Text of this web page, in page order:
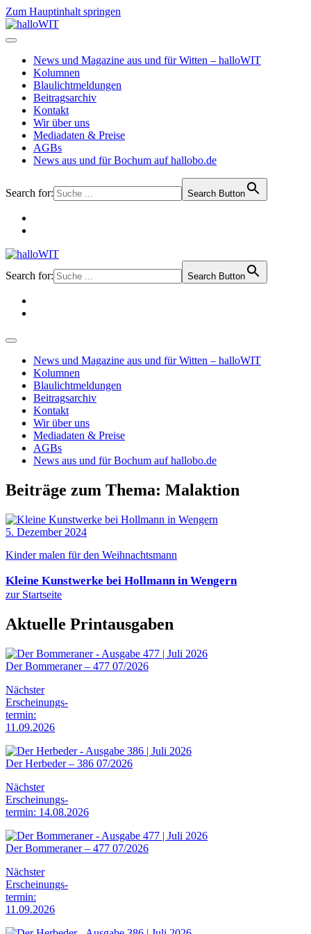
Zum Hauptinhalt springen
News und Magazine aus und für Witten – halloWIT
Kolumnen
Blaulichtmeldungen
Beitragsarchiv
Kontakt
Wir über uns
Mediadaten & Preise
AGBs
News aus und für Bochum auf hallobo.de
Search for: Search Button
Search for: Search Button
News und Magazine aus und für Witten – halloWIT
Kolumnen
Blaulichtmeldungen
Beitragsarchiv
Kontakt
Wir über uns
Mediadaten & Preise
AGBs
News aus und für Bochum auf hallobo.de
Beiträge zum Thema: Malaktion
5. Dezember 2024
Kinder malen für den Weihnachtsmann
Kleine Kunstwerke bei Hollmann in Wengern
zur Startseite
Aktuelle Printausgaben
Der Bommeraner – 477 07/2026
Nächster
Erscheinungs-
termin:
11.09.2026
Der Herbeder – 386 07/2026
Nächster
Erscheinungs-
termin: 14.08.2026
Der Bommeraner – 477 07/2026
Nächster
Erscheinungs-
termin:
11.09.2026